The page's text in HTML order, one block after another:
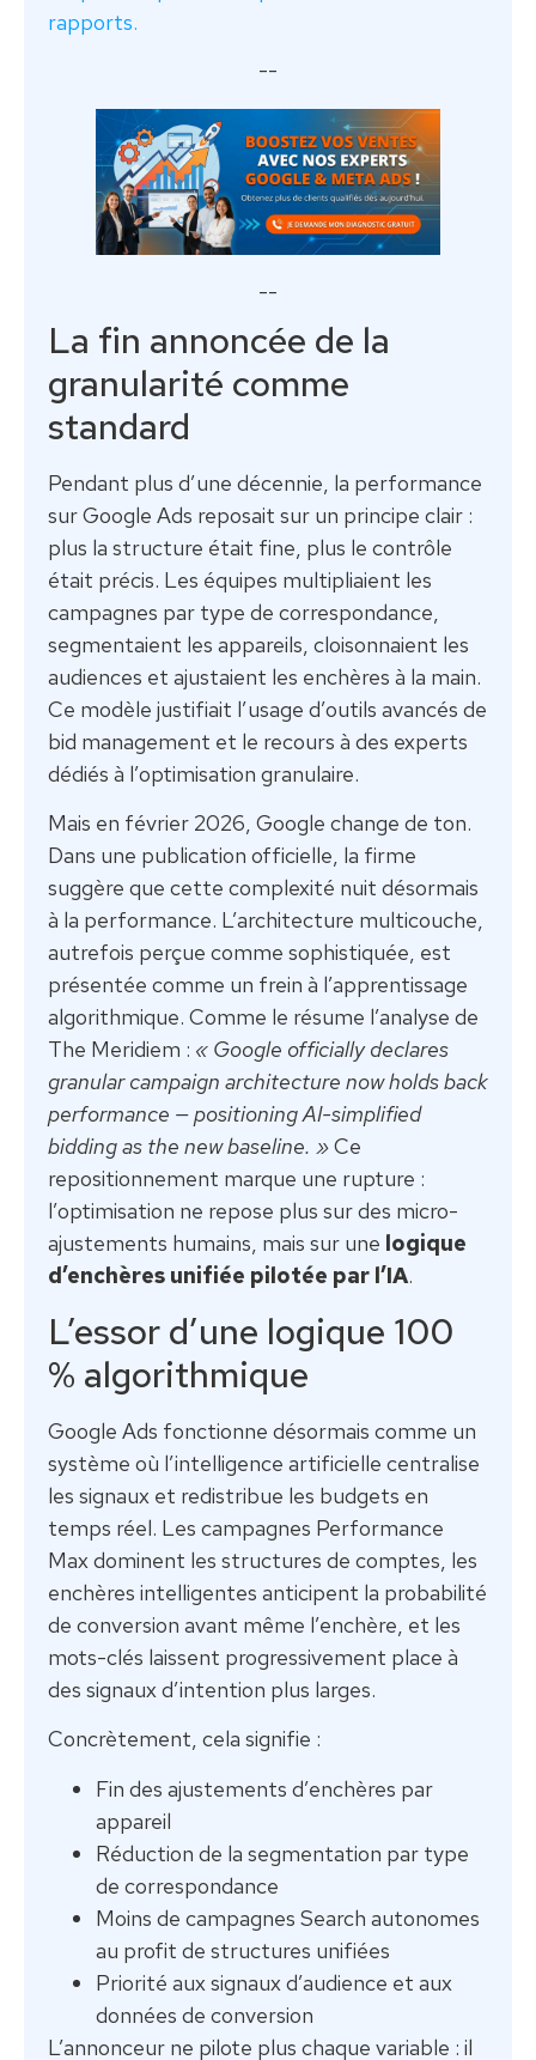
rapports.
--
--
La fin annoncée de la
granularité comme
standard
Pendant plus d’une décennie, la performance
sur Google Ads reposait sur un principe clair :
plus la structure était fine, plus le contrôle
était précis. Les équipes multipliaient les
campagnes par type de correspondance,
segmentaient les appareils, cloisonnaient les
audiences et ajustaient les enchères à la main.
Ce modèle justifiait l’usage d’outils avancés de
bid management et le recours à des experts
dédiés à l’optimisation granulaire.
Mais en février 2026, Google change de ton.
Dans une publication officielle, la firme
suggère que cette complexité nuit désormais
à la performance. L’architecture multicouche,
autrefois perçue comme sophistiquée, est
présentée comme un frein à l’apprentissage
algorithmique. Comme le résume l’analyse de
The Meridiem : « Google officially declares
granular campaign architecture now holds back
performance — positioning AI-simplified
bidding as the new baseline. »Ce
repositionnement marque une rupture :
l’optimisation ne repose plus sur des micro-
ajustements humains, mais sur une logique
d’enchères unifiée pilotée par l’IA.
L’essor d’une logique 100
% algorithmique
Google Ads fonctionne désormais comme un
système où l’intelligence artificielle centralise
les signaux et redistribue les budgets en
temps réel. Les campagnes Performance
Max dominent les structures de comptes, les
enchères intelligentes anticipent la probabilité
de conversion avant même l’enchère, et les
mots-clés laissent progressivement place à
des signaux d’intention plus larges.
Concrètement, cela signifie :
Fin des ajustements d’enchères par
appareil
Réduction de la segmentation par type
de correspondance
Moins de campagnes Search autonomes
au profit de structures unifiées
Priorité aux signaux d’audience et aux
données de conversion
L’annonceur ne pilote plus chaque variable : il